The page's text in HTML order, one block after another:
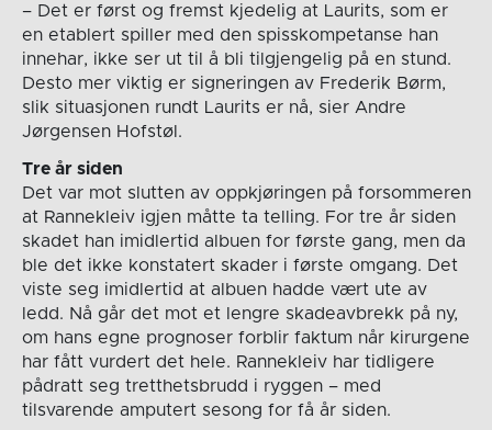
– Det er først og fremst kjedelig at Laurits, som er
en etablert spiller med den spisskompetanse han
innehar, ikke ser ut til å bli tilgjengelig på en stund.
Desto mer viktig er signeringen av Frederik Børm,
slik situasjonen rundt Laurits er nå, sier Andre
Jørgensen Hofstøl.
Tre år siden
Det var mot slutten av oppkjøringen på forsommeren
at Rannekleiv igjen måtte ta telling. For tre år siden
skadet han imidlertid albuen for første gang, men da
ble det ikke konstatert skader i første omgang. Det
viste seg imidlertid at albuen hadde vært ute av
ledd. Nå går det mot et lengre skadeavbrekk på ny,
om hans egne prognoser forblir faktum når kirurgene
har fått vurdert det hele. Rannekleiv har tidligere
pådratt seg tretthetsbrudd i ryggen – med
tilsvarende amputert sesong for få år siden.